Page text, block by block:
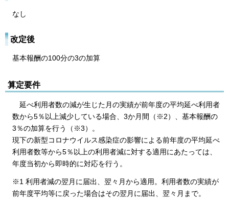
なし
改定後
基本報酬の100分の3の加算
算定要件
延べ利用者数の減が生じた月の実績が前年度の平均延べ利用者
数から5％以上減少している場合、3か月間（※2）、基本報酬の
3％の加算を行う（※3）。
現下の新型コロナウイルス感染症の影響による前年度の平均延べ
利用者数等から5％以上の利用者減に対する適用にあたっては、
年度当初から即時的に対応を行う。
※1 利用者減の翌月に届出、翌々月から適用。利用者数の実績が
前年度平均等に戻った場合はその翌月に届出、翌々月まで。